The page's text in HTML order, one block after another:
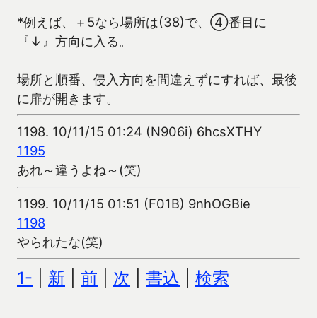
*例えば、＋5なら場所は(38)で、④番目に
『↓』方向に入る。
場所と順番、侵入方向を間違えずにすれば、最後
に扉が開きます。
1198. 10/11/15 01:24 (N906i) 6hcsXTHY
1195
あれ～違うよね～(笑)
1199. 10/11/15 01:51 (F01B) 9nhOGBie
1198
やられたな(笑)
1- 新 前 次 書込 検索